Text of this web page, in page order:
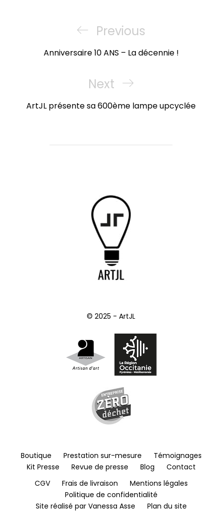
l’article
Previous
Post
Previous
Anniversaire 10 ANS – La décennie !
Next
Post
Next
ArtJL présente sa 600ème lampe upcyclée
© 2025 - ArtJL
Boutique Prestation sur-mesure
Témoignages
Kit Presse
Revue de presse Blog
Contact
CGV
Frais de livraison
Mentions légales
Politique de confidentialité
Site réalisé par Vanessa Asse
Plan du site